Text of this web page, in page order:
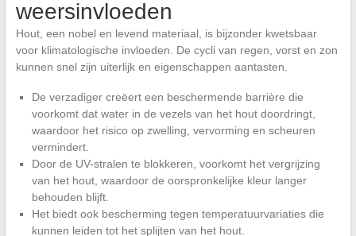
weersinvloeden
Hout, een nobel en levend materiaal, is bijzonder kwetsbaar
voor klimatologische invloeden. De cycli van regen, vorst en zon
kunnen snel zijn uiterlijk en eigenschappen aantasten.
De verzadiger creëert een beschermende barrière die
voorkomt dat water in de vezels van het hout doordringt,
waardoor het risico op zwelling, vervorming en scheuren
vermindert.
Door de UV-stralen te blokkeren, voorkomt het vergrijzing
van het hout, waardoor de oorspronkelijke kleur langer
behouden blijft.
Het biedt ook bescherming tegen temperatuurvariaties die
kunnen leiden tot het splijten van het hout.